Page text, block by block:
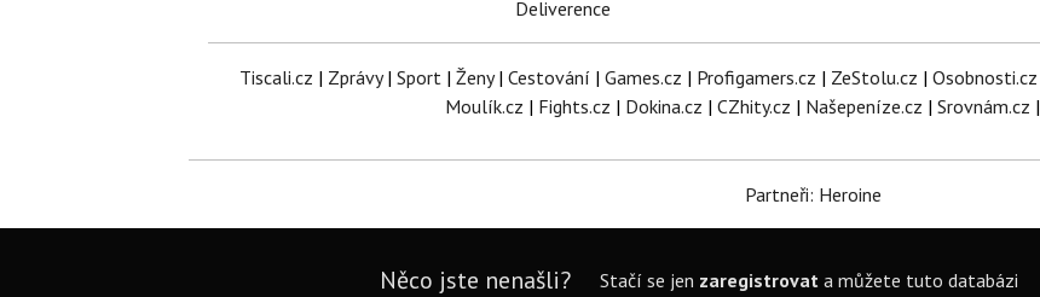
Deliverence
Tiscali.cz | Zprávy| Sport| Ženy| Cestování | Games.cz | Profigamers.cz | ZeStolu.cz | Osobnosti.cz
Moulík.cz | Fights.cz | Dokina.cz | CZhity.cz | Našepeníze.cz | Srovnám.cz |
Partneři: Heroine
Něco jste nenašli? Stačí se jen zaregistrovata můžete tuto databázi